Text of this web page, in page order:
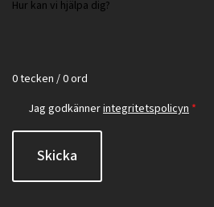
0 tecken / 0 ord
Jag godkännerintegritetspolicyn *
Skicka